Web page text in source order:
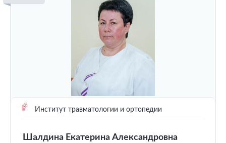
Институт травматологии и ортопедии
Шалдина Екатерина Александровна